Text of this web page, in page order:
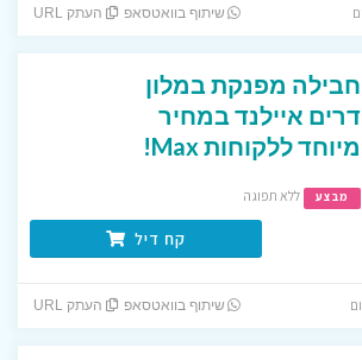
שיתוף בוואטסאפ העתק URL
חבילה מפנקת במלון
דרים איילנד במחיר
מיוחד ללקוחות Max!
מבצע ללא תפוגה
קח דיל
שיתוף בוואטסאפ העתק URL